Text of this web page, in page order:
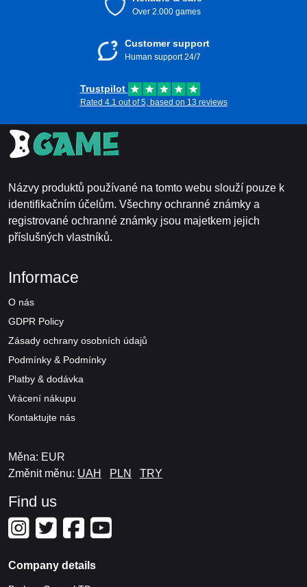
Over 2.000 games
Customer support
Human support 24/7
Trustpilot
Rated 4.1 out of 5, based on 13 reviews
Názvy produktů používané na tomto webu slouží pouze k
identifikačním účelům. Všechny ochranné známky a
registrované ochranné známky jsou majetkem jejich
příslušných vlastníků.
Informace
O nás
GDPR Policy
Zásady ochrany osobních údajů
Podmínky & Podmínky
Platby & dodávka
Vrácení nákupu
Kontaktujte nás
Měna: EUR
Změnit měnu: UAH PLN TRY
Find us
Company details